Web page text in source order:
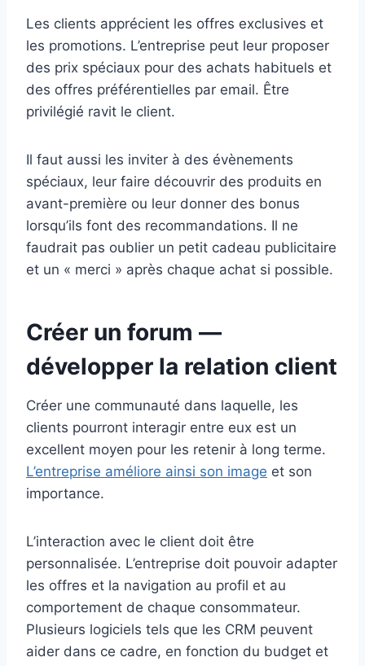
Les clients apprécient les offres exclusives et
les promotions. L’entreprise peut leur proposer
des prix spéciaux pour des achats habituels et
des offres préférentielles par email. Être
privilégié ravit le client.
Il faut aussi les inviter à des évènements
spéciaux, leur faire découvrir des produits en
avant-première ou leur donner des bonus
lorsqu’ils font des recommandations. Il ne
faudrait pas oublier un petit cadeau publicitaire
et un « merci » après chaque achat si possible.
Créer un forum —
développer la relation client
Créer une communauté dans laquelle, les
clients pourront interagir entre eux est un
excellent moyen pour les retenir à long terme.
L’entreprise améliore ainsi son image et son
importance.
L’interaction avec le client doit être
personnalisée. L’entreprise doit pouvoir adapter
les offres et la navigation au profil et au
comportement de chaque consommateur.
Plusieurs logiciels tels que les CRM peuvent
aider dans ce cadre, en fonction du budget et